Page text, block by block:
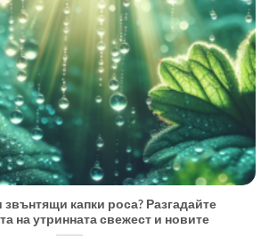
капки роса? Разгадайте
на утринната свежест и новите